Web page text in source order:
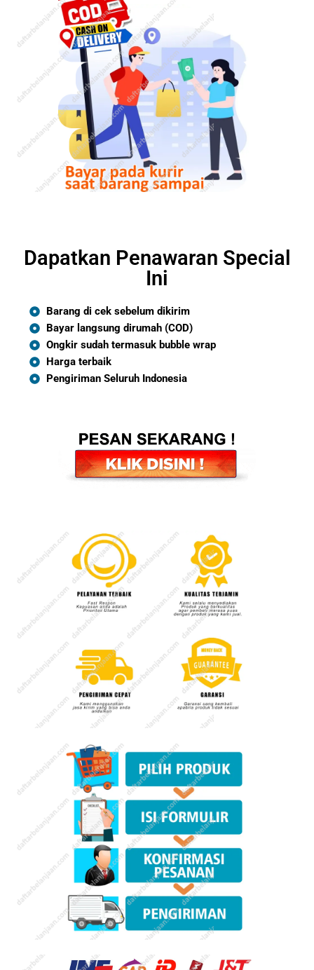
Dapatkan Penawaran Special
Ini
Barang di cek sebelum dikirim
Bayar langsung dirumah (COD)
Ongkir sudah termasuk bubble wrap
Harga terbaik
Pengiriman Seluruh Indonesia